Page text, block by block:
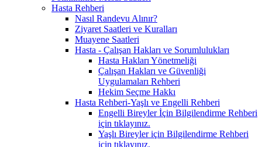
Hasta Rehberi
Nasıl Randevu Alınır?
Ziyaret Saatleri ve Kuralları
Muayene Saatleri
Hasta - Çalışan Hakları ve Sorumlulukları
Hasta Hakları Yönetmeliği
Çalışan Hakları ve Güvenliği
Uygulamaları Rehberi
Hekim Seçme Hakkı
Hasta Rehberi-Yaşlı ve Engelli Rehberi
Engelli Bireyler İçin Bilgilendirme Rehberi
için tıklayınız.
Yaşlı Bireyler için Bilgilendirme Rehberi
için tıklayınız.